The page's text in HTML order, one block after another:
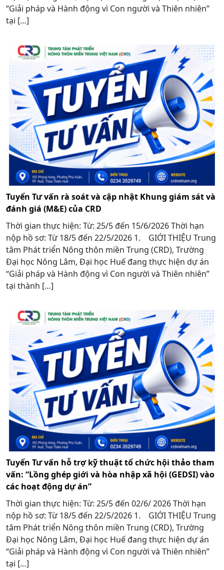
“Giải pháp và Hành động vì Con người và Thiên nhiên”
tại […]
Tuyển Tư vấn rà soát và cập nhật Khung giám sát và
đánh giá (M&E) của CRD
Thời gian thực hiện: Từ: 25/5 đến 15/6/2026 Thời hạn
nộp hồ sơ: Từ 18/5 đến 22/5/2026 1. GIỚI THIỆU Trung
tâm Phát triển Nông thôn miền Trung (CRD), Trường
Đại học Nông Lâm, Đại học Huế đang thực hiện dự án
“Giải pháp và Hành động vì Con người và Thiên nhiên”
tại thành […]
Tuyển Tư vấn hỗ trợ kỹ thuật tổ chức hội thảo tham
vấn: “Lồng ghép giới và hòa nhập xã hội (GEDSI) vào
các hoạt động dự án”
Thời gian thực hiện: Từ: 25/5 đến 02/6/ 2026 Thời hạn
nộp hồ sơ: Từ 18/5 đến 22/5/2026 1. GIỚI THIỆU Trung
tâm Phát triển Nông thôn miền Trung (CRD), Trường
Đại học Nông Lâm, Đại học Huế đang thực hiện dự án
“Giải pháp và Hành động vì Con người và Thiên nhiên”
tại […]